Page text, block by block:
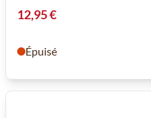
12,95 €
Épuisé